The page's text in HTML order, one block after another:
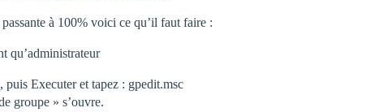
à 100% voici ce qu’il faut faire :
qu’administrateur
Executer et tapez : gpedit.msc
groupe » s’ouvre.